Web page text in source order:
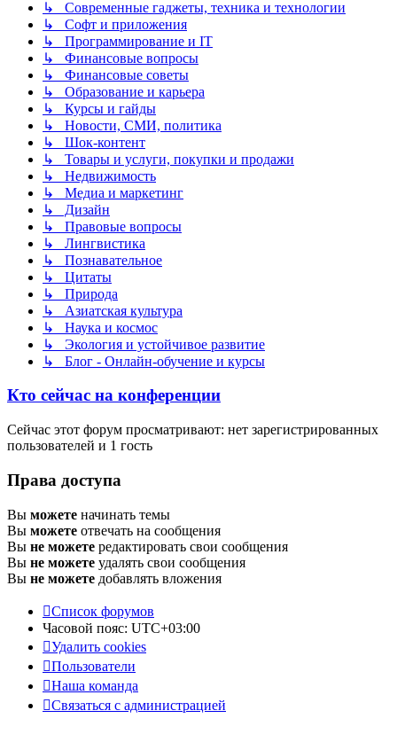
↳ Современные гаджеты, техника и технологии
↳ Софт и приложения
↳ Программирование и IT
↳ Финансовые вопросы
↳ Финансовые советы
↳ Образование и карьера
↳ Курсы и гайды
↳ Новости, СМИ, политика
↳ Шок-контент
↳ Товары и услуги, покупки и продажи
↳ Недвижимость
↳ Медиа и маркетинг
↳ Дизайн
↳ Правовые вопросы
↳ Лингвистика
↳ Познавательное
↳ Цитаты
↳ Природа
↳ Азиатская культура
↳ Наука и космос
↳ Экология и устойчивое развитие
↳ Блог - Онлайн-обучение и курсы
Кто сейчас на конференции
Сейчас этот форум просматривают: нет зарегистрированных
пользователей и 1 гость
Права доступа
Вы можете начинать темы
Вы можете отвечать на сообщения
Вы не можете редактировать свои сообщения
Вы не можете удалять свои сообщения
Вы не можете добавлять вложения
Список форумов
Часовой пояс: UTC+03:00
Удалить cookies
Пользователи
Наша команда
Связаться с администрацией